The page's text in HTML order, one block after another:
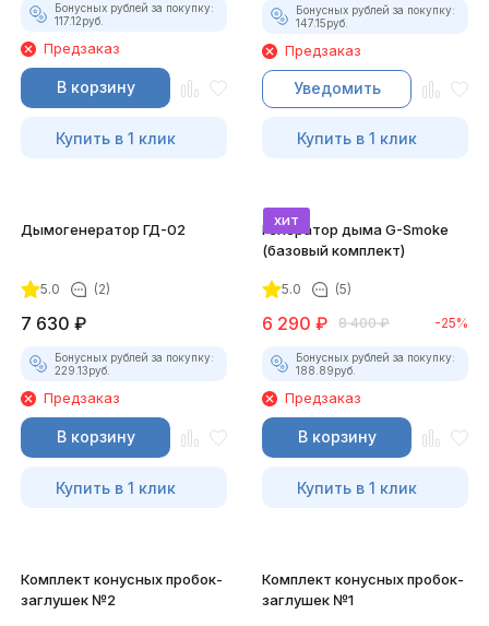
Бонусных рублей за покупку:
117.12руб.
Предзаказ
В корзину
Купить в 1 клик
Бонусных рублей за покупку:
147.15руб.
Предзаказ
Уведомить
Купить в 1 клик
Дымогенератор ГД-02
5.0 (2)
7 630 ₽
Бонусных рублей за покупку:
229.13руб.
Предзаказ
В корзину
Купить в 1 клик
хит
Генератор дыма G-Smoke
(базовый комплект)
5.0 (5)
6 290 ₽ 8 400 ₽ -25%
Бонусных рублей за покупку:
188.89руб.
Предзаказ
В корзину
Купить в 1 клик
Комплект конусных пробок-
заглушек №2
Комплект конусных пробок-
заглушек №1